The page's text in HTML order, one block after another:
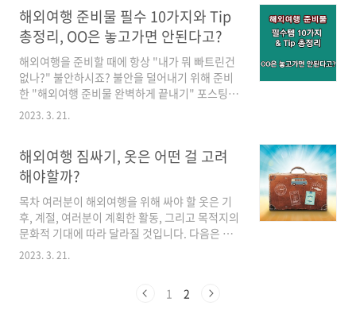
고? 해외여행 준비물 필수 10가지와 Tip 총정리,
OO은 놓고가면 안된다고? 해외여행을 준비할 때
에 항상 "내가 뭐 빠트린건 없나?" 불안하시죠?
불안을 덜어내기 위해 준비한 "해외여행 준비물
완벽하게 끝내기" 포스팅했습니다. 여권, 준비물
체크리스트, 준비 팁까지 dobbyjeong.com >>
해외여행 짐싸기, 옷은 어떤 걸 고려해야할까? 해
해외여행 준비물 필수 10가지와 Tip
총정리, OO은 놓고가면 안된다고?
해외여행을 준비할 때에 항상 "내가 뭐 빠트린건
없나?" 불안하시죠? 불안을 덜어내기 위해 준비
한 "해외여행 준비물 완벽하게 끝내기" 포스팅했
습니다. 여권, 준비물 체크리스트, 준비 팁까지 아
심한 계획이 필요한 복잡한 작업일 수 있다. 1. 해
외여행 시, 미리 준비해야할 것들 여권 및 비자 :
여권의 유효기간을 확인하고 목적지에 필요한 비
자가 있는지 확인하세요. 예를 들어, 당신이 중국
으로 여행을 간다면, 그 나라에 입국하기 위해서
는 비자가 필요할 것이다. 당신은 온라인이나 대
사관을 통해 비자를 신청할 수 있다. >> 나라별
2023. 3. 21.
해외여행 짐싸기, 옷은 어떤 걸 고려
해야할까?
목차 여러분이 해외여행을 위해 싸야 할 옷은 기
후, 계절, 여러분이 계획한 활동, 그리고 목적지의
문화적 기대에 따라 달라질 것입니다. 다음은 포
장할 항목을 결정하는 데 도움이 되는 일반적인
이 따뜻한 기후를 가진 곳으로 여행을 간다면, 면
2023. 3. 21.
1 2